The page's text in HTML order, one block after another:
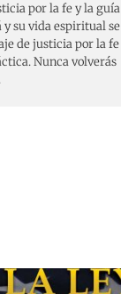
por la fe y la guía
y su vida espiritual se
de justicia por la fe
Nunca volverás